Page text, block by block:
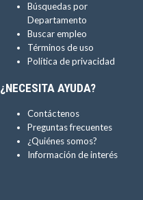
Búsquedas por
Departamento
Buscar empleo
Términos de uso
Política de privacidad
¿NECESITA AYUDA?
Contáctenos
Preguntas frecuentes
¿Quiénes somos?
Información de interés